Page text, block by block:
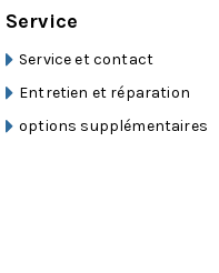
Service
Service et contact
Entretien et réparation
options supplémentaires